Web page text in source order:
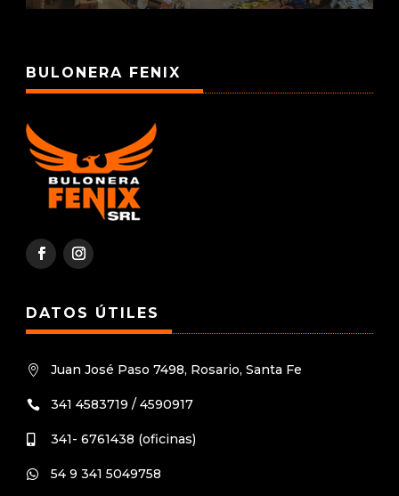
BULONERA FENIX
DATOS ÚTILES
 Juan José Paso 7498, Rosario, Santa Fe
 341 4583719 / 4590917
 341- 6761438 (oficinas)
 54 9 341 5049758